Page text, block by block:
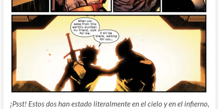
¡Psst! Estos dos han estado literalmente en el cielo y en el infierno,